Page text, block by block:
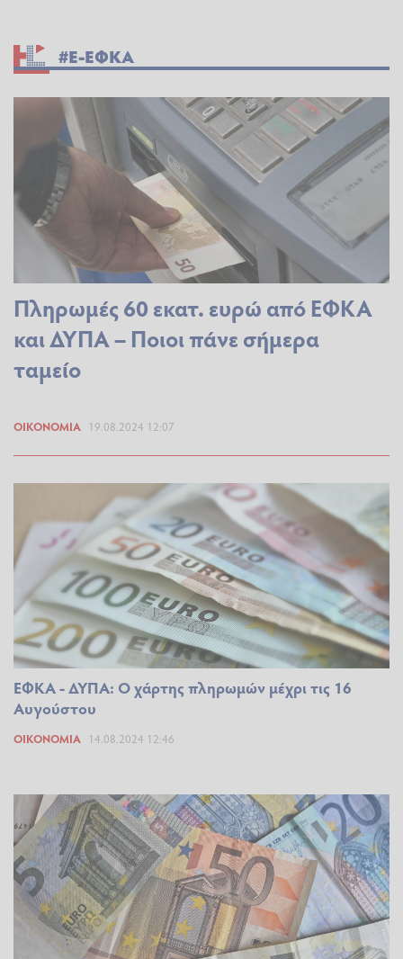
#E-ΕΦΚΑ
Πληρωμές 60 εκατ. ευρώ από ΕΦΚΑ
και ΔΥΠΑ – Ποιοι πάνε σήμερα
ταμείο
ΟΙΚΟΝΟΜΊΑ 19.08.2024 12:07
ΕΦΚΑ - ΔΥΠΑ: Ο χάρτης πληρωμών μέχρι τις 16
Αυγούστου
ΟΙΚΟΝΟΜΊΑ 14.08.2024 12:46